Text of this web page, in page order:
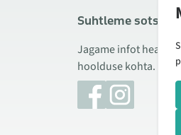
Suhtleme
Jagame infot hea
hoolduse kohta.